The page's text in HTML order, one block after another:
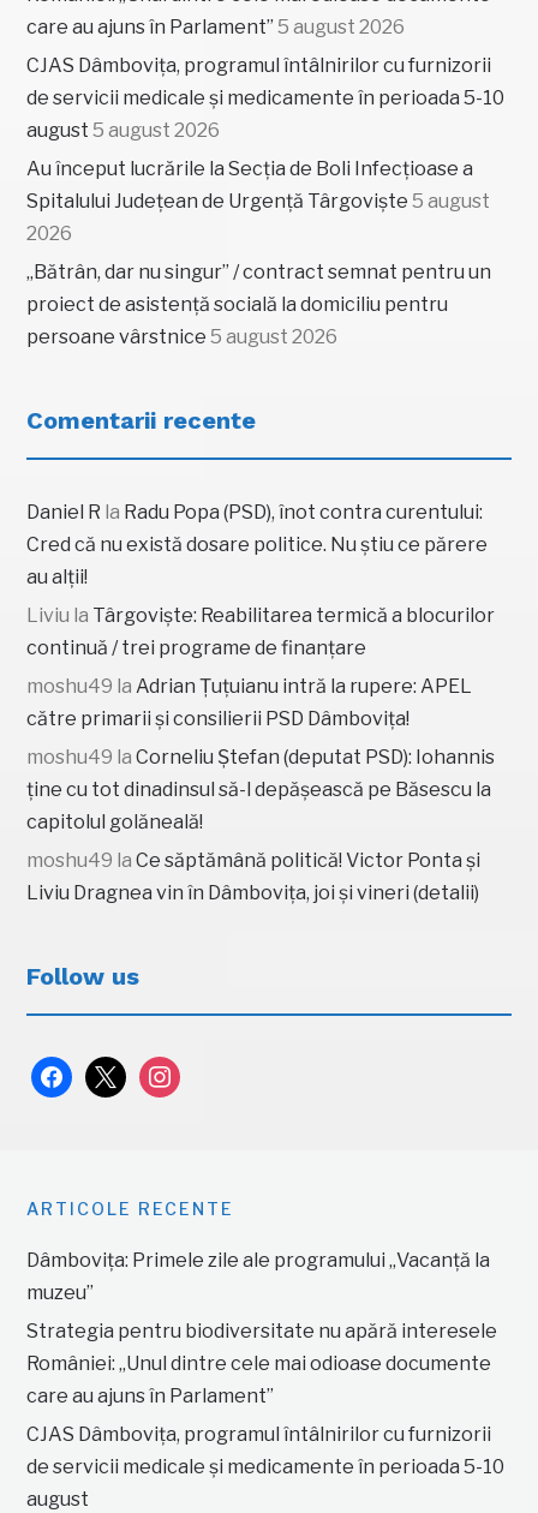
care au ajuns în Parlament” 5 august 2026
CJAS Dâmbovița, programul întâlnirilor cu furnizorii
de servicii medicale și medicamente în perioada 5-10
august 5 august 2026
Au început lucrările la Secția de Boli Infecțioase a
Spitalului Județean de Urgență Târgoviște 5 august
2026
„Bătrân, dar nu singur” / contract semnat pentru un
proiect de asistență socială la domiciliu pentru
persoane vârstnice 5 august 2026
Comentarii recente
Daniel R la Radu Popa (PSD), înot contra curentului:
Cred că nu există dosare politice. Nu știu ce părere
au alții!
Liviu la Târgoviște: Reabilitarea termică a blocurilor
continuă / trei programe de finanțare
moshu49 laAdrian Țuțuianu intră la rupere: APEL
către primarii și consilierii PSD Dâmbovița!
moshu49 laCorneliu Ștefan (deputat PSD): Iohannis
ține cu tot dinadinsul să-l depășească pe Băsescu la
capitolul golăneală!
moshu49 laCe săptămână politică! Victor Ponta și
Liviu Dragnea vin în Dâmbovița, joi și vineri (detalii)
Follow us
facebook
x instagram
ARTICOLE RECENTE
Dâmbovița: Primele zile ale programului „Vacanță la
muzeu”
Strategia pentru biodiversitate nu apără interesele
României: „Unul dintre cele mai odioase documente
care au ajuns în Parlament”
CJAS Dâmbovița, programul întâlnirilor cu furnizorii
de servicii medicale și medicamente în perioada 5-10
august